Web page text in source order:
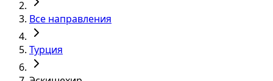
Все направления
Турция